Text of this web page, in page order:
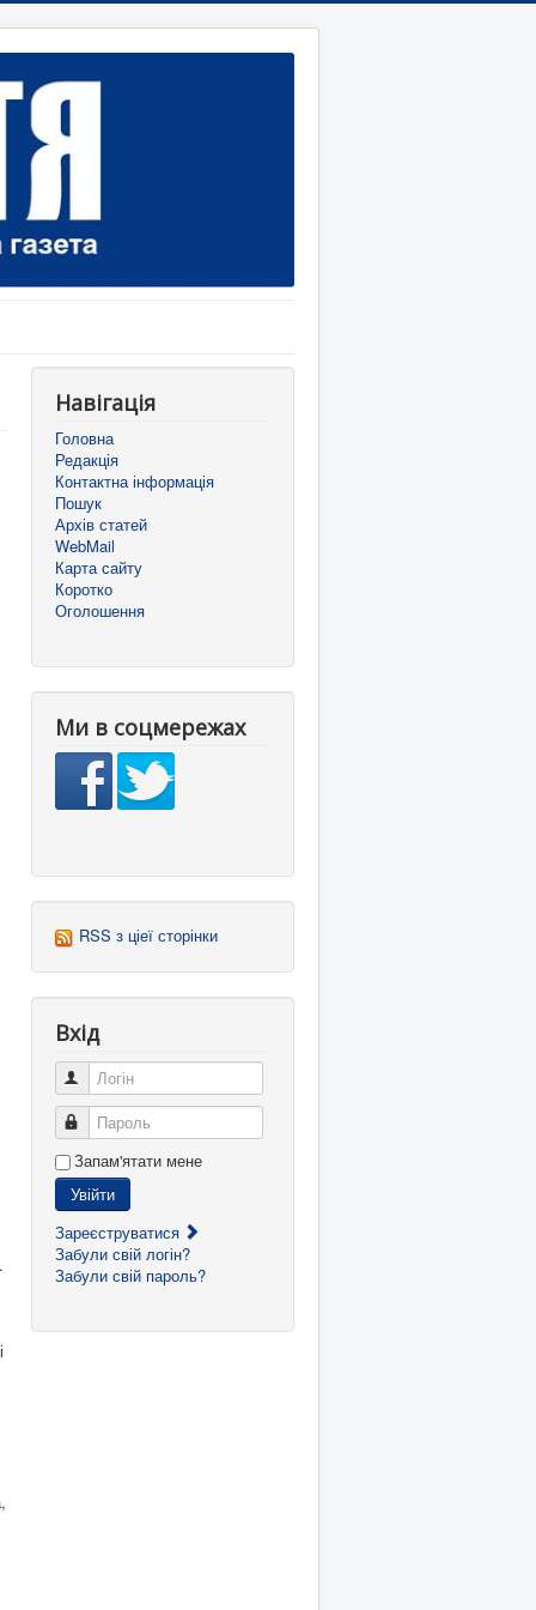
Навігація
Головна
Редакція
Контактна інформація
Пошук
Архів статей
WebMail
Карта сайту
Коротко
Оголошення
Ми в соцмережах
RSS з ціеї сторінки
Вхід
Логін
Пароль
Запам'ятати мене
Увійти
Зареєструватися
Забули свій логін?
Забули свій пароль?